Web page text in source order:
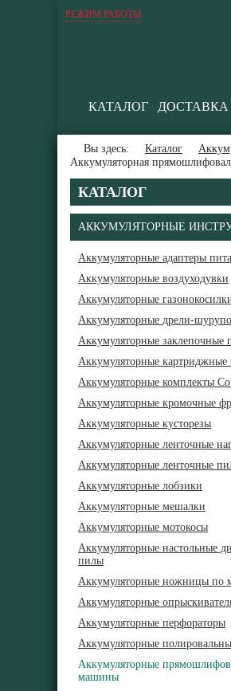
РЕЖИМ РАБОТЫ
КАТАЛОГ
Вы здесь: Каталог
Аккумуляторная
КАТАЛОГ
АККУМУЛЯТОРНЫЕ
Аккумуляторные адаптеры
Аккумуляторные воздуходувки
Аккумуляторные
Аккумуляторные дрели-
Аккумуляторные заклепочные
Аккумуляторные картриджные
Аккумуляторные комплекты
Аккумуляторные кромочные
Аккумуляторные кусторезы
Аккумуляторные ленточные
Аккумуляторные ленточные
Аккумуляторные лобзики
Аккумуляторные мешалки
Аккумуляторные мотокосы
Аккумуляторные настольные
пилы
Аккумуляторные ножницы по
Аккумуляторные
Аккумуляторные перфораторы
Аккумуляторные
Аккумуляторные
машины